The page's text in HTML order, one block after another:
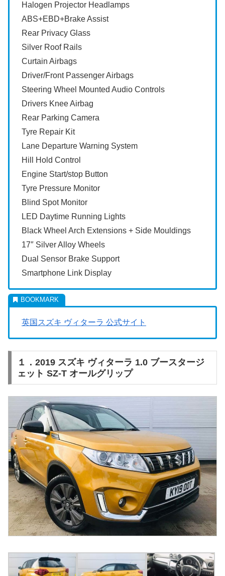
Halogen Projector Headlamps
ABS+EBD+Brake Assist
Rear Privacy Glass
Silver Roof Rails
Curtain Airbags
Driver/Front Passenger Airbags
Steering Wheel Mounted Audio Controls
Drivers Knee Airbag
Rear Parking Camera
Tyre Repair Kit
Lane Departure Warning System
Hill Hold Control
Engine Start/stop Button
Tyre Pressure Monitor
Blind Spot Monitor
LED Daytime Running Lights
Black Wheel Arch Extensions + Side Mouldings
17″ Silver Alloy Wheels
Dual Sensor Brake Support
Smartphone Link Display
英国スズキ ヴィターラ 公式サイト
１．2019 スズキ ヴィターラ 1.0 ブースタージ
ェット SZ-T オールグリップ